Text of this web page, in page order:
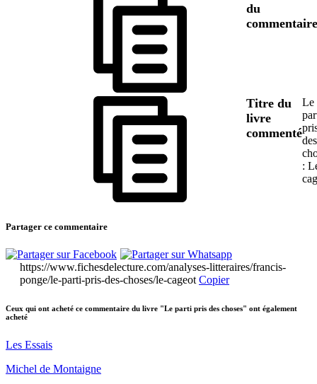
du
commentaire
Titre du
livre
commenté
Le
des
:
Partager ce commentaire
https://www.fichesdelecture.com/analyses-litteraires/francis-
ponge/le-parti-pris-des-choses/le-cageot Copier
Ceux qui ont acheté ce commentaire du livre "Le parti pris des choses" ont également
acheté
Les Essais
Michel de Montaigne